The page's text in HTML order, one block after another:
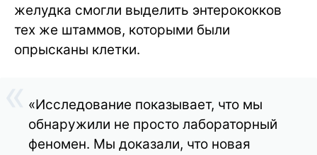
желудка смогли выделить энтерококков
тех же штаммов, которыми были
опрысканы клетки.
«Исследование показывает, что мы
обнаружили не просто лабораторный
феномен. Мы доказали, что новая